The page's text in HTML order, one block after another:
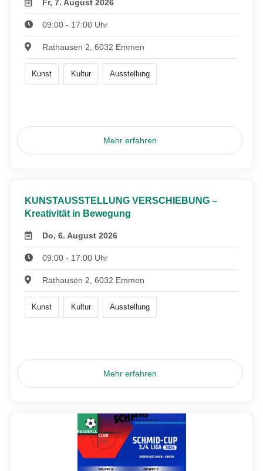
Fr, 7. August 2026
09:00 - 17:00 Uhr
Rathausen 2, 6032 Emmen
Kunst Kultur Ausstellung
Mehr erfahren
KUNSTAUSSTELLUNG VERSCHIEBUNG –
Kreativität in Bewegung
Do, 6. August 2026
09:00 - 17:00 Uhr
Rathausen 2, 6032 Emmen
Kunst Kultur Ausstellung
Mehr erfahren